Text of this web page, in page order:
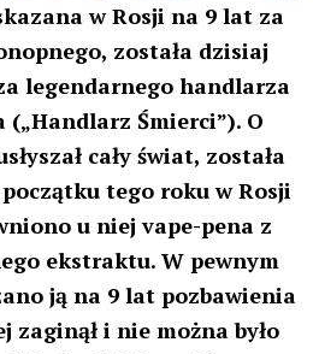
w Rosji na 9 lat za
została dzisiaj
legendarnego handlarza
Śmierci”). O
cały świat, została
tego roku w Rosji
u niej vape-pena z
ekstraktu. W pewnym
ją na 9 lat pozbawienia
zaginął i nie można było